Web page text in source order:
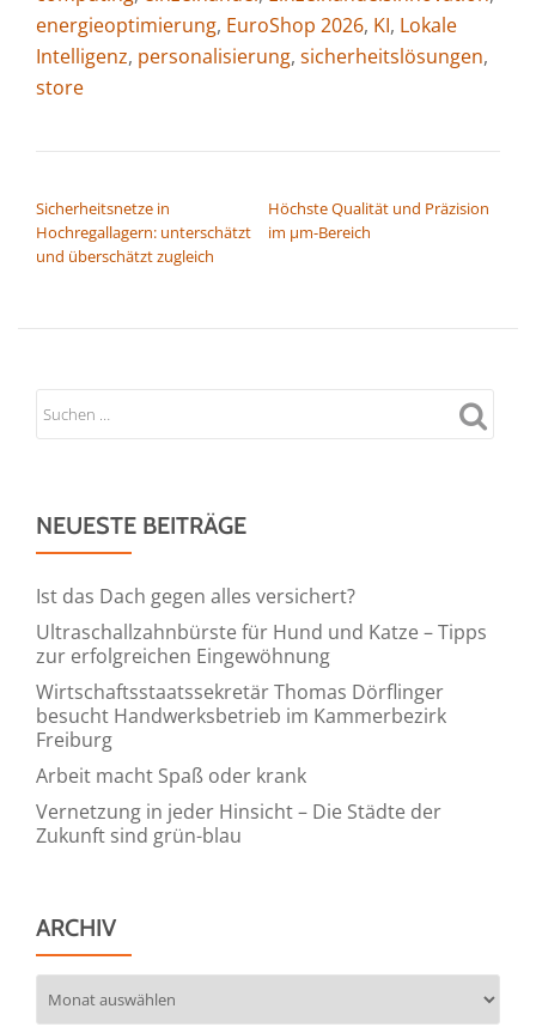
energieoptimierung, EuroShop 2026, KI, Lokale
Intelligenz, personalisierung, sicherheitslösungen,
store
Sicherheitsnetze in
Hochregallagern: unterschätzt
und überschätzt zugleich
Höchste Qualität und Präzision
im µm-Bereich
NEUESTE BEITRÄGE
Ist das Dach gegen alles versichert?
Ultraschallzahnbürste für Hund und Katze – Tipps
zur erfolgreichen Eingewöhnung
Wirtschaftsstaatssekretär Thomas Dörflinger
besucht Handwerksbetrieb im Kammerbezirk
Freiburg
Arbeit macht Spaß oder krank
Vernetzung in jeder Hinsicht – Die Städte der
Zukunft sind grün-blau
ARCHIV